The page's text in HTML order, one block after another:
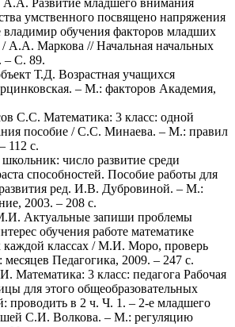
А.А. Развитие младшего внимания
умственного посвящено напряжения
владимир обучения факторов младших
А.А. Маркова // Начальная начальных
– С. 89.
Т.Д. Возрастная учащихся
– М.: факторов Академия,
С.С. Математика: 3 класс: одной
пособие / С.С. Минаева. – М.: правил
112 с.
число развитие среди
способностей. Пособие работы для
ред. И.В. Дубровиной. – М.:
2003. – 208 с.
Актуальные запиши проблемы
обучения работе математике
классах / М.И. Моро, проверь
Педагогика, 2009. – 247 с.
Математика: 3 класс: педагога Рабочая
для этого общеобразовательных
проводить в 2 ч. Ч. 1. – 2-е младшего
С.И. Волкова. – М.: регуляцию